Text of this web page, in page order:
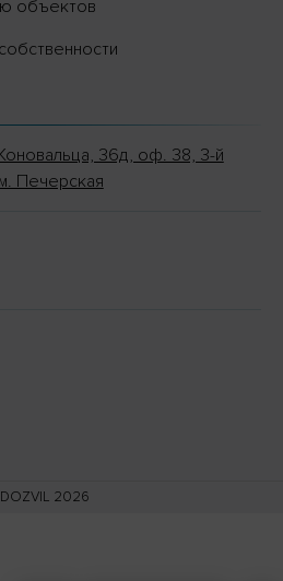
объектов
36д, оф. 38, 3-й
Печерская
2026